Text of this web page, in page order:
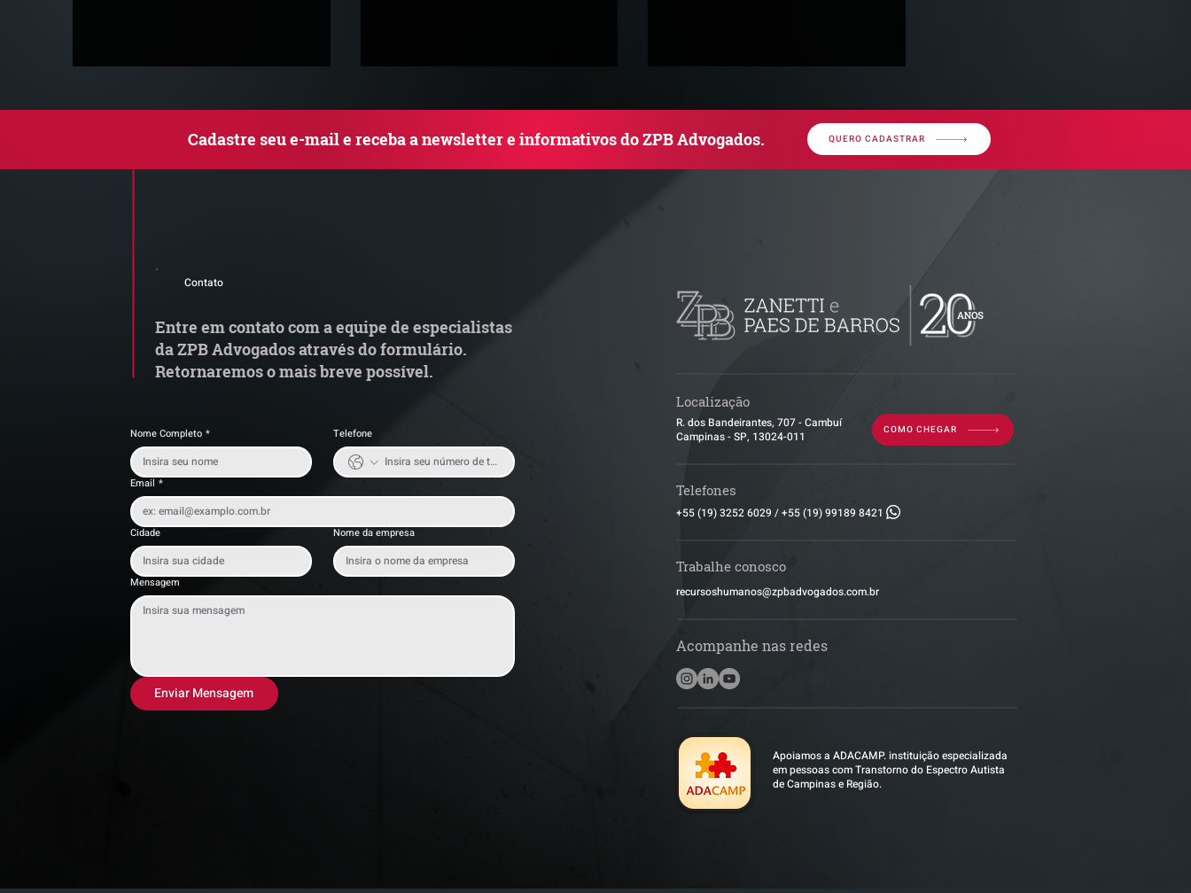
| TRANSPORTE E
LOGÍSTICA #77
LOGÍSTICA #75
Cadastre seu e-mail e receba a newsletter e informativos do ZPB Advogados. QUERO CADASTRAR
Contato
Entre em contato com a equipe de especialistas
da ZPB Advogados através do formulário.
Retornaremos o mais breve possível.
Nome Completo * Telefone
Email *
Cidade Nome da empresa
Mensagem
Enviar Mensagem
Localização
R. dos Bandeirantes, 707 - Cambuí
Campinas - SP, 13024-011
COMO CHEGAR
Telefones
+55 (19) 3252 6029 /+55 (19) 99189 8421
Trabalhe conosco
​recursoshumanos@zpbadvogados.com.br
Acompanhe nas redes
Apoiamos a ADACAMP. instituição especializada
em pessoas com Transtorno do Espectro Autista
de Campinas e Região.